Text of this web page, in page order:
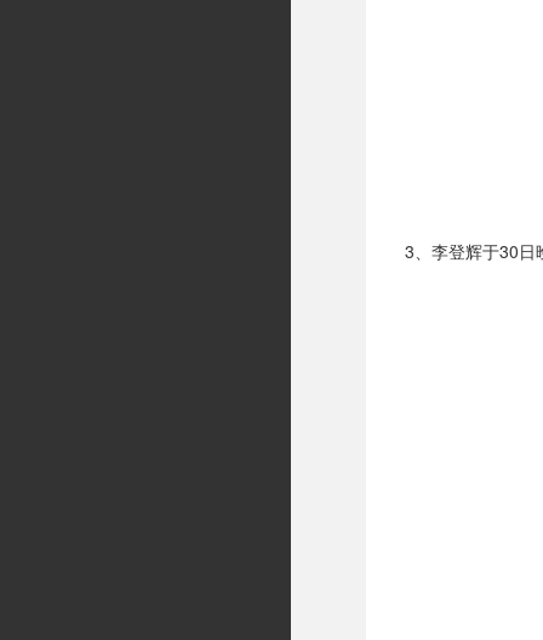
3、李登辉于30日